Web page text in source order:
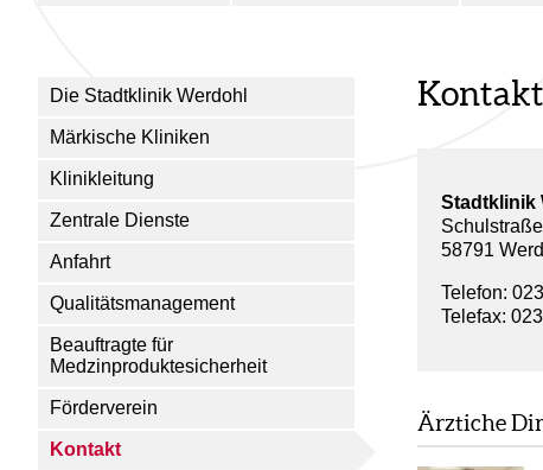
Die Stadtklinik Werdohl
Märkische Kliniken
Klinikleitung
Zentrale Dienste
Anfahrt
Qualitätsmanagement
Beauftragte für
Medzinproduktesicherheit
Förderverein
Kontakt
Kontakt
Stadtklinik
58791
Telefon:
Telefax:
Ärztiche